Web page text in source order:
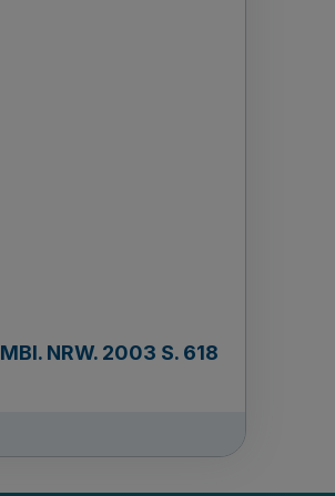
MBl. NRW. 2003 S. 618